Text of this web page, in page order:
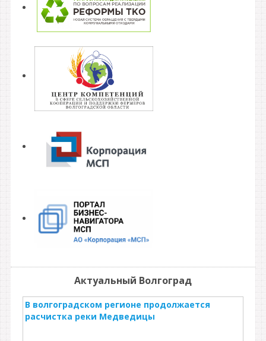
Актуальный Волгоград
В волгоградском регионе продолжается
расчистка реки Медведицы